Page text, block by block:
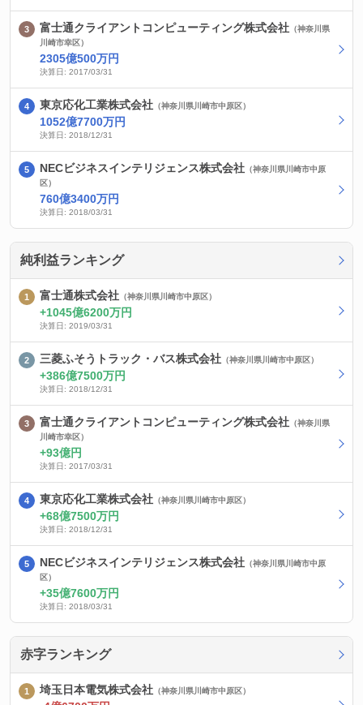
富士通クライアントコンピューティング株式会社 （神奈川県
川崎市幸区）
2305億500万円
決算日: 2017/03/31
東京応化工業株式会社 （神奈川県川崎市中原区）
1052億7700万円
決算日: 2018/12/31
NECビジネスインテリジェンス株式会社 （神奈川県川崎市中原
区）
760億3400万円
決算日: 2018/03/31
純利益ランキング
富士通株式会社 （神奈川県川崎市中原区）
1045億6200万円
決算日: 2019/03/31
三菱ふそうトラック・バス株式会社 （神奈川県川崎市中原区）
386億7500万円
決算日: 2018/12/31
富士通クライアントコンピューティング株式会社 （神奈川県
川崎市幸区）
93億円
決算日: 2017/03/31
東京応化工業株式会社 （神奈川県川崎市中原区）
68億7500万円
決算日: 2018/12/31
NECビジネスインテリジェンス株式会社 （神奈川県川崎市中原
区）
35億7600万円
決算日: 2018/03/31
赤字ランキング
埼玉日本電気株式会社 （神奈川県川崎市中原区）